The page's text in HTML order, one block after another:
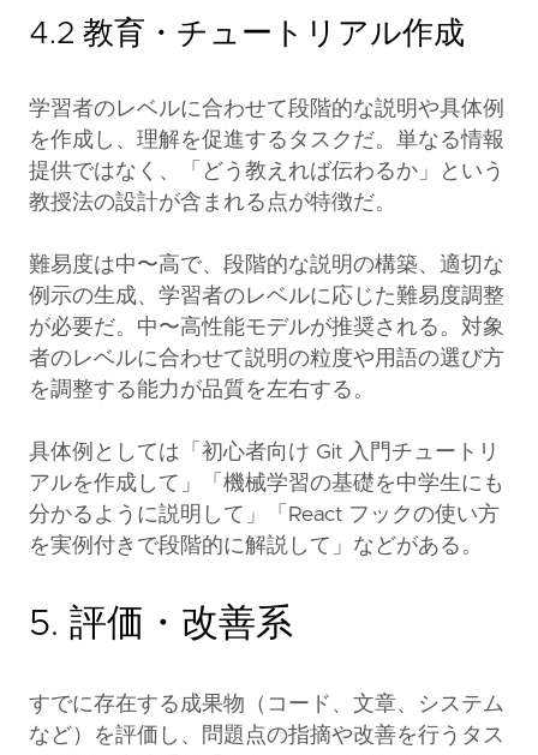
4.2 教育・チュートリアル作成
学習者のレベルに合わせて段階的な説明や具体例
を作成し、理解を促進するタスクだ。単なる情報
提供ではなく、「どう教えれば伝わるか」という
教授法の設計が含まれる点が特徴だ。
難易度は中〜高で、段階的な説明の構築、適切な
例示の生成、学習者のレベルに応じた難易度調整
が必要だ。中〜高性能モデルが推奨される。対象
者のレベルに合わせて説明の粒度や用語の選び方
を調整する能力が品質を左右する。
具体例としては「初心者向け Git 入門チュートリ
アルを作成して」「機械学習の基礎を中学生にも
分かるように説明して」「React フックの使い方
を実例付きで段階的に解説して」などがある。
5. 評価・改善系
すでに存在する成果物（コード、文章、システム
など）を評価し、問題点の指摘や改善を行うタス